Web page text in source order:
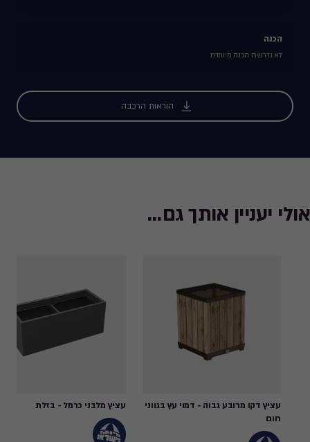
הכנה
לא נדרשת הכנה מיוחדת
הוראות הרכבה
אולי יעניין אותך גם...
עציץ דקו מרובע גבוה - דמוי עץ בגווני
חום
עציץ מלבני כרמל - בזלת